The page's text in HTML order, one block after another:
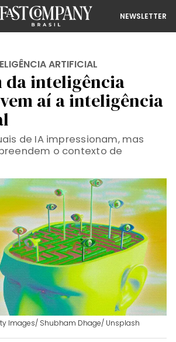
NEWSLETTER
ARTIFICIAL
da inteligência
aí a inteligência
de IA impressionam, mas
o contexto de
Images/ Shubham Dhage/ Unsplash